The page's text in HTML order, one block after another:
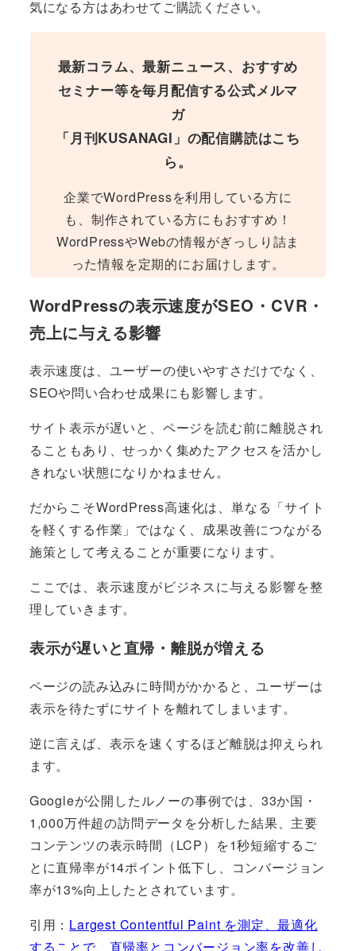
気になる方はあわせてご購読ください。
最新コラム、最新ニュース、おすすめ
セミナー等を毎月配信する公式メルマ
ガ
「月刊KUSANAGI」の配信購読はこち
ら。
企業でWordPressを利用している方に
も、制作されている方にもおすすめ！
WordPressやWebの情報がぎっしり詰ま
った情報を定期的にお届けします。
WordPressの表示速度がSEO・CVR・
売上に与える影響
表示速度は、ユーザーの使いやすさだけでなく、
SEOや問い合わせ成果にも影響します。
サイト表示が遅いと、ページを読む前に離脱され
ることもあり、せっかく集めたアクセスを活かし
きれない状態になりかねません。
だからこそWordPress高速化は、単なる「サイト
を軽くする作業」ではなく、成果改善につながる
施策として考えることが重要になります。
ここでは、表示速度がビジネスに与える影響を整
理していきます。
表示が遅いと直帰・離脱が増える
ページの読み込みに時間がかかると、ユーザーは
表示を待たずにサイトを離れてしまいます。
逆に言えば、表示を速くするほど離脱は抑えられ
ます。
Googleが公開したルノーの事例では、33か国・
1,000万件超の訪問データを分析した結果、主要
コンテンツの表示時間（LCP）を1秒短縮するご
とに直帰率が14ポイント低下し、コンバージョン
率が13%向上したとされています。
引用： Largest Contentful Paint を測定、最適化
することで、直帰率とコンバージョン率を改善し